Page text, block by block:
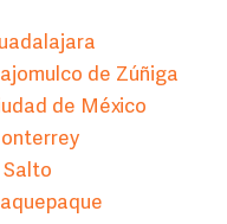
de Zúñiga
de México
Salto